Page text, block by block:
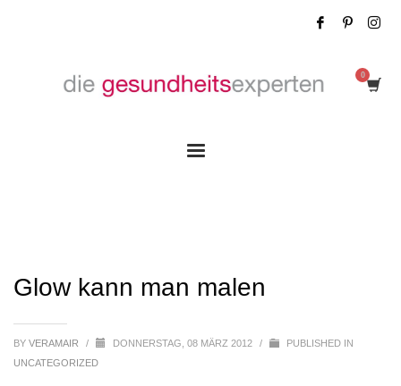
Glow kann man malen
BY VERAMAIR / DONNERSTAG, 08 MÄRZ 2012 /
PUBLISHED IN
UNCATEGORIZED